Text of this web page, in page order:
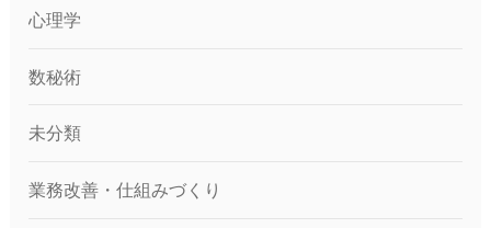
心理学
数秘術
未分類
業務改善・仕組みづくり